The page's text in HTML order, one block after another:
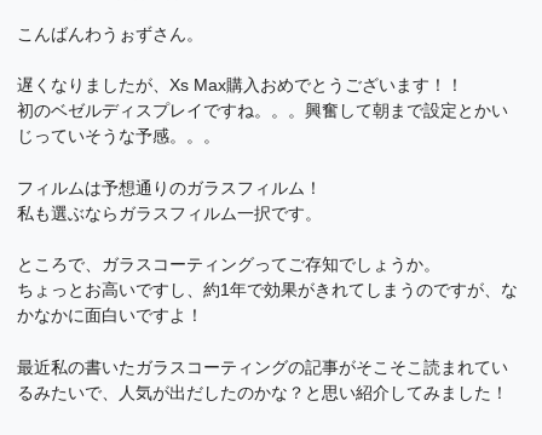
こんばんわうぉずさん。
遅くなりましたが、Xs Max購入おめでとうございます！！
初のベゼルディスプレイですね。。。興奮して朝まで設定とかい
じっていそうな予感。。。
フィルムは予想通りのガラスフィルム！
私も選ぶならガラスフィルム一択です。
ところで、ガラスコーティングってご存知でしょうか。
ちょっとお高いですし、約1年で効果がきれてしまうのですが、な
かなかに面白いですよ！
最近私の書いたガラスコーティングの記事がそこそこ読まれてい
るみたいで、人気が出だしたのかな？と思い紹介してみました！